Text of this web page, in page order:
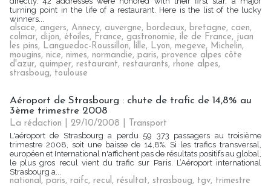
turning point in the life of a restaurant. Here is the list of the lucky
winners...
alsace, angers, Annecy, auvergne, bordeaux, bretagne, caen,
colmar, dijon, étoiles, France, gastronomie, ile de France, juan
les pins, Languedoc-Roussillon, lille, Lyon, megeve, Michelin,
mougins, nice, nimes, normandie, paris, provence alpes côte
d'azur, quimper, restaurant, restaurants, rhone alpes,
strasboug, toulouse
Aéroport de Strasbourg : chute de trafic de 14,8% au
3ème trimestre 2008
La rédaction | 29/10/2008
Transport
L'aéroport de Strasbourg a perdu 59 373 passagers au troisième
trimestre 2008, soit une baisse de 14,8%. Si les trafics transversal,
européen et International n'affichent pas de résultats positifs au global,
le plus gros recul vient du trafic sur Paris. L’Aéroport international
Strasbourg a...
national, paris, raifc, recul, résultat, strasboug, tgv, trimestre